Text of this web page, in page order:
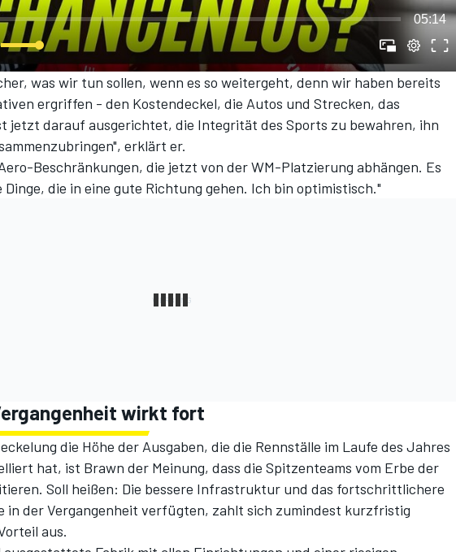
05:14
was wir tun sollen, wenn es so weitergeht, denn wir haben bereits
ergriffen - den Kostendeckel, die Autos und Strecken, das
jetzt darauf ausgerichtet, die Integrität des Sports zu bewahren, ihn
erklärt er.
Beschränkungen, die jetzt von der WM-Platzierung abhängen. Es
Dinge, die in eine gute Richtung gehen. Ich bin optimistisch."
wirkt fort
die Höhe der Ausgaben, die die Rennställe im Laufe des Jahres
hat, ist Brawn der Meinung, dass die Spitzenteams vom Erbe der
Soll heißen: Die bessere Infrastruktur und das fortschrittlichere
in der Vergangenheit verfügten, zahlt sich zumindest kurzfristig
aus.